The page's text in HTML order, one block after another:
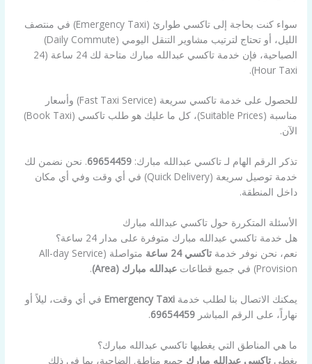
سواء كنت بحاجة إلى تاكسي طوارئ (Emergency Taxi) في منتصف
الليل، أو تحتاج لترتيب مشاوير التنقل اليومي (Daily Commute)
الصباحية، فإن خدمة تاكسي عبدالله مبارك متاحة لك 24 ساعة (24
Hour Taxi).
للحصول على خدمة تاكسي سريعة (Fast Taxi Service) وأسعار
مناسبة (Suitable Prices)، كل ما عليك هو طلب تاكسي (Book Taxi)
الآن.
تذكر الرقم الهام لـ تاكسي عبدالله مبارك:69654459. نحن نضمن لك
خدمة توصيل سريعة (Quick Delivery) في أي وقت وفي أي مكان
داخل المنطقة.
الأسئلة المتكررة حول تاكسي عبدالله مبارك
هل خدمة تاكسي عبدالله مبارك متوفرة على مدار 24 ساعة؟
نعم، نحن نوفر خدمةتاكسي 24 ساعة
متواصلة (All-day Service
Provision) في جميع قطاعات
عبدالله مبارك (Area) .
يمكنك الاتصال بنا لطلب خدمةEmergency Taxi في أي وقت، ليلاً أو
نهاراً، على الرقم المباشر69654459
.
ما هي المناطق التي يغطيها تاكسي عبدالله مبارك؟
يغطيتاكسي عبدالله مبارك جميع مناطق الضاحية، بما في ذلك